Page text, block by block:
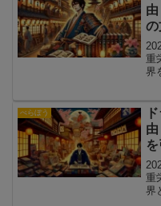
の
重
界
べらぼう
重
界